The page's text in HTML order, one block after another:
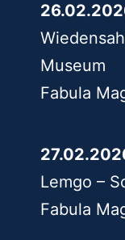
Museum
Fabula
Lemgo –
Fabula